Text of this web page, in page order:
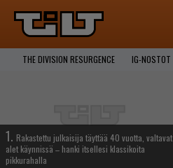
THE DIVISION RESURGENCE IG-NOSTOT
1. Rakastettu julkaisija täyttää 40 vuotta, valtavat
alet käynnissä – hanki itsellesi klassikoita
pikkurahalla